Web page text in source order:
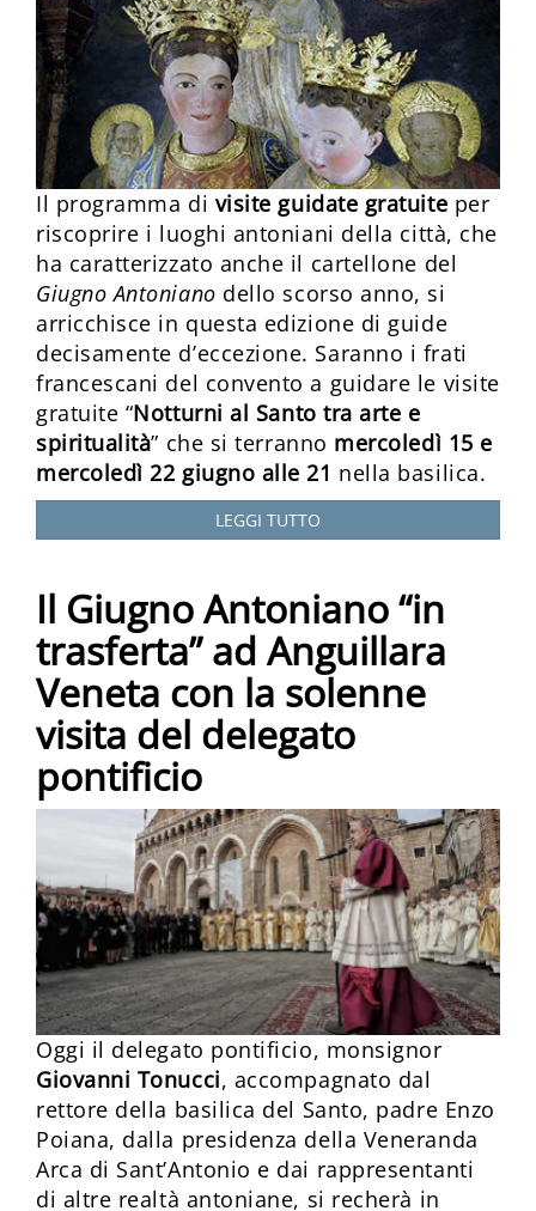
Il programma di visite guidate gratuite per
riscoprire i luoghi antoniani della città, che
ha caratterizzato anche il cartellone del
Giugno Antoniano dello scorso anno, si
arricchisce in questa edizione di guide
decisamente d’eccezione. Saranno i frati
francescani del convento a guidare le visite
gratuite “Notturni al Santo tra arte e
spiritualità” che si terranno mercoledì 15 e
mercoledì 22 giugno alle 21 nella basilica.
LEGGI TUTTO
Il Giugno Antoniano “in
trasferta” ad Anguillara
Veneta con la solenne
visita del delegato
pontificio
Oggi il delegato pontificio, monsignor
Giovanni Tonucci, accompagnato dal
rettore della basilica del Santo, padre Enzo
Poiana, dalla presidenza della Veneranda
Arca di Sant’Antonio e dai rappresentanti
di altre realtà antoniane, si recherà in